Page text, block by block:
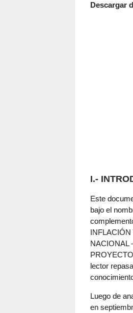
Descargar
I.-
Este
bajo el
NACIONAL
lector
Luego de
en